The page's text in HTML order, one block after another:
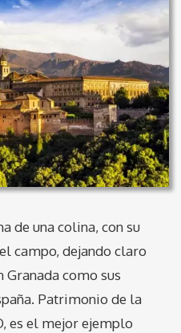
de una colina, con su
campo, dejando claro
como sus
Patrimonio de la
es el mejor ejemplo